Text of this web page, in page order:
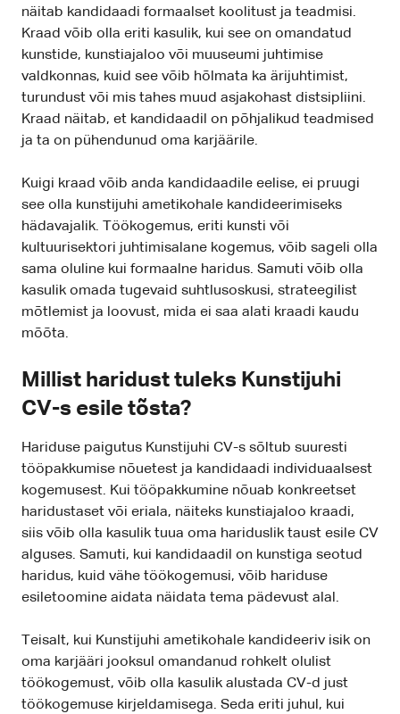
näitab kandidaadi formaalset koolitust ja teadmisi.
Kraad võib olla eriti kasulik, kui see on omandatud
kunstide, kunstiajaloo või muuseumi juhtimise
valdkonnas, kuid see võib hõlmata ka ärijuhtimist,
turundust või mis tahes muud asjakohast distsipliini.
Kraad näitab, et kandidaadil on põhjalikud teadmised
ja ta on pühendunud oma karjäärile.
Kuigi kraad võib anda kandidaadile eelise, ei pruugi
see olla kunstijuhi ametikohale kandideerimiseks
hädavajalik. Töökogemus, eriti kunsti või
kultuurisektori juhtimisalane kogemus, võib sageli olla
sama oluline kui formaalne haridus. Samuti võib olla
kasulik omada tugevaid suhtlusoskusi, strateegilist
mõtlemist ja loovust, mida ei saa alati kraadi kaudu
mõõta.
Millist haridust tuleks Kunstijuhi
CV-s esile tõsta?
Hariduse paigutus Kunstijuhi CV-s sõltub suuresti
tööpakkumise nõuetest ja kandidaadi individuaalsest
kogemusest. Kui tööpakkumine nõuab konkreetset
haridustaset või eriala, näiteks kunstiajaloo kraadi,
siis võib olla kasulik tuua oma hariduslik taust esile CV
alguses. Samuti, kui kandidaadil on kunstiga seotud
haridus, kuid vähe töökogemusi, võib hariduse
esiletoomine aidata näidata tema pädevust alal.
Teisalt, kui Kunstijuhi ametikohale kandideeriv isik on
oma karjääri jooksul omandanud rohkelt olulist
töökogemust, võib olla kasulik alustada CV-d just
töökogemuse kirjeldamisega. Seda eriti juhul, kui